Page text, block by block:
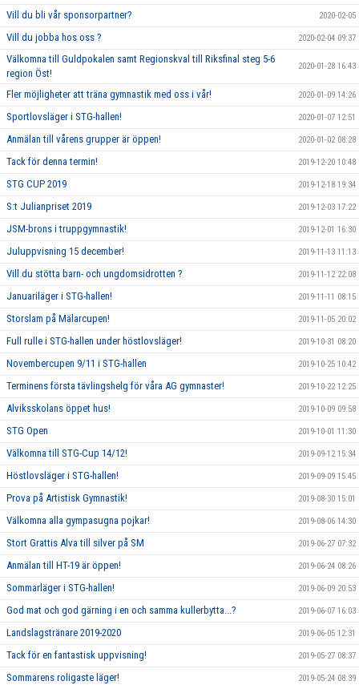
Vill du bli vår sponsorpartner? 2020-02-05
Vill du jobba hos oss ? 2020-02-04 09:37
Välkomna till Guldpokalen samt Regionskval till Riksfinal steg 5-6
region Öst!
2020-01-28 16:43
Fler möjligheter att träna gymnastik med oss i vår! 2020-01-09 14:26
Sportlovsläger i STG-hallen! 2020-01-07 12:51
Anmälan till vårens grupper är öppen! 2020-01-02 08:28
Tack för denna termin! 2019-12-20 10:48
STG CUP 2019 2019-12-18 19:34
S:t Julianpriset 2019 2019-12-03 17:22
JSM-brons i truppgymnastik! 2019-12-01 16:30
Juluppvisning 15 december! 2019-11-13 11:13
Vill du stötta barn- och ungdomsidrotten ? 2019-11-12 22:08
Januariläger i STG-hallen! 2019-11-11 08:15
Storslam på Mälarcupen! 2019-11-05 20:02
Full rulle i STG-hallen under höstlovsläger! 2019-10-31 08:20
Novembercupen 9/11 i STG-hallen 2019-10-25 10:42
Terminens första tävlingshelg för våra AG gymnaster! 2019-10-22 12:25
Alviksskolans öppet hus! 2019-10-09 09:58
STG Open 2019-10-01 11:30
Välkomna till STG-Cup 14/12! 2019-09-12 15:34
Höstlovsläger i STG-hallen! 2019-09-09 15:45
Prova på Artistisk Gymnastik! 2019-08-30 15:01
Välkomna alla gympasugna pojkar! 2019-08-06 14:30
Stort Grattis Alva till silver på SM 2019-06-27 07:32
Anmälan till HT-19 är öppen! 2019-06-24 08:26
Sommarläger i STG-hallen! 2019-06-09 20:53
God mat och god gärning i en och samma kullerbytta...? 2019-06-07 16:03
Landslagstränare 2019-2020 2019-06-05 12:31
Tack för en fantastisk uppvisning! 2019-05-27 08:37
Sommarens roligaste läger! 2019-05-24 08:39